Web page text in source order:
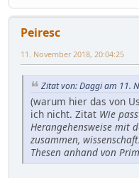
Peiresc
11. November 2018, 20:04:25
Zitat von: Daggi am 11.
(warum hier das von
ich nicht. Zitat Wie
Herangehensweise mit
zusammen,
Thesen anhand von